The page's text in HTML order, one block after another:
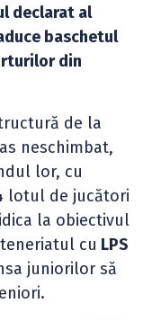
declarat al
baschetul
din
de la
neschimbat,
lor, cu
lotul de jucători
la obiectivul
cu LPS
juniorilor să